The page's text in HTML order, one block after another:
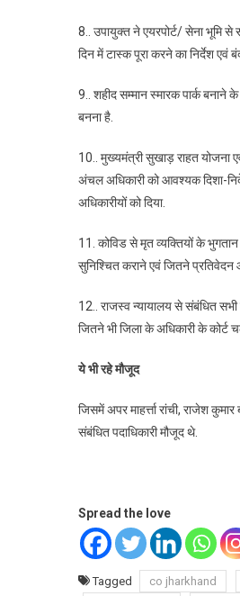
8.. उपायुक्त ने एयरपोर्ट/ सेना भूमि से
दिन में टास्क पूरा करने का निर्देश एवं
9.. शहीद सम्मान स्मारक पार्क बनाने
बनना है.
10.. मुख्यमंत्री सुखाड़ राहत योजना
अंचल अधिकारी को आवश्यक दिशा-
अधिकारीयों को दिया.
11. कोविड से मृत व्यक्तियों के
सुनिश्चित कराने एवं जितने प्रतिवेदन
12.. राजस्व न्यायालय से संबंधित सभी
जितने भी जिला के अधिकारी के
ये भी रहे मौजूद
जिसमें अपर माहर्त्ता रांची, राजेश
संबंधित पदाधिकारी मौजूद थे.
Spread the love
Tagged co jharkhand